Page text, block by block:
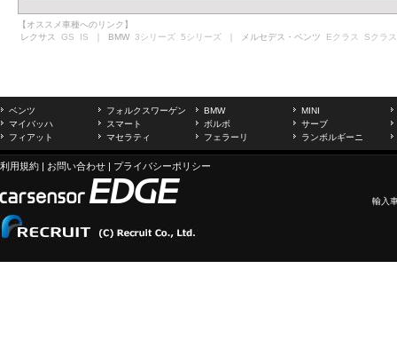
【オススメ車種へのリンク】
レクサス GS IS ｜ BMW 3シリーズ 5シリーズ ｜ メルセデス・ベンツ Eクラス Sクラス
ベンツ フォルクスワーゲン BMW
MINI
マイバッハ
スマート ボルボ
サーブ
フィアット
マセラティ フェラーリ ランボルギーニ
利用規約 | お問い合わせ | プライバシーポリシー
輸入